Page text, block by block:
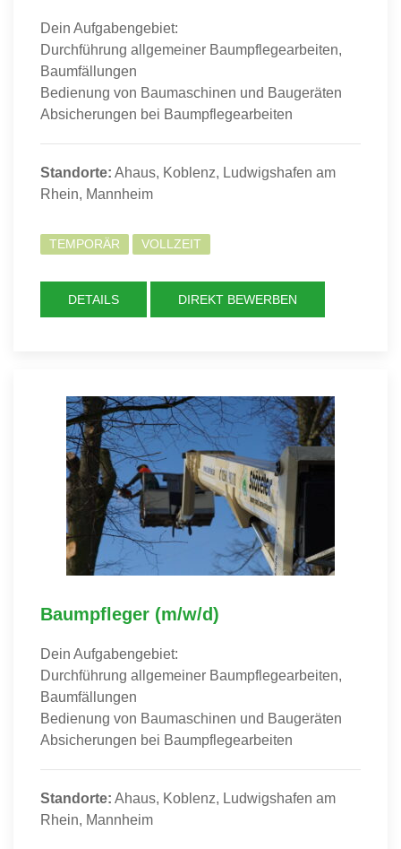
Dein Aufgabengebiet:
Durchführung allgemeiner Baumpflegearbeiten,
Baumfällungen
Bedienung von Baumaschinen und Baugeräten
Absicherungen bei Baumpflegearbeiten
Standorte: Ahaus, Koblenz, Ludwigshafen am
Rhein, Mannheim
TEMPORÄR VOLLZEIT
DETAILS DIREKT BEWERBEN
Baumpfleger (m/w/d)
Dein Aufgabengebiet:
Durchführung allgemeiner Baumpflegearbeiten,
Baumfällungen
Bedienung von Baumaschinen und Baugeräten
Absicherungen bei Baumpflegearbeiten
Standorte: Ahaus, Koblenz, Ludwigshafen am
Rhein, Mannheim